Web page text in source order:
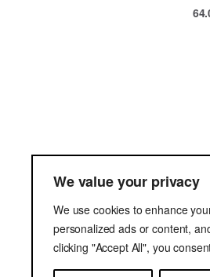
We value your privacy
We use cookies to enhance
personalized ads or content,
clicking "Accept All", you